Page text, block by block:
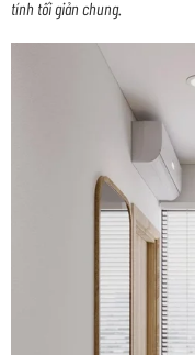
tính tối giản chung.